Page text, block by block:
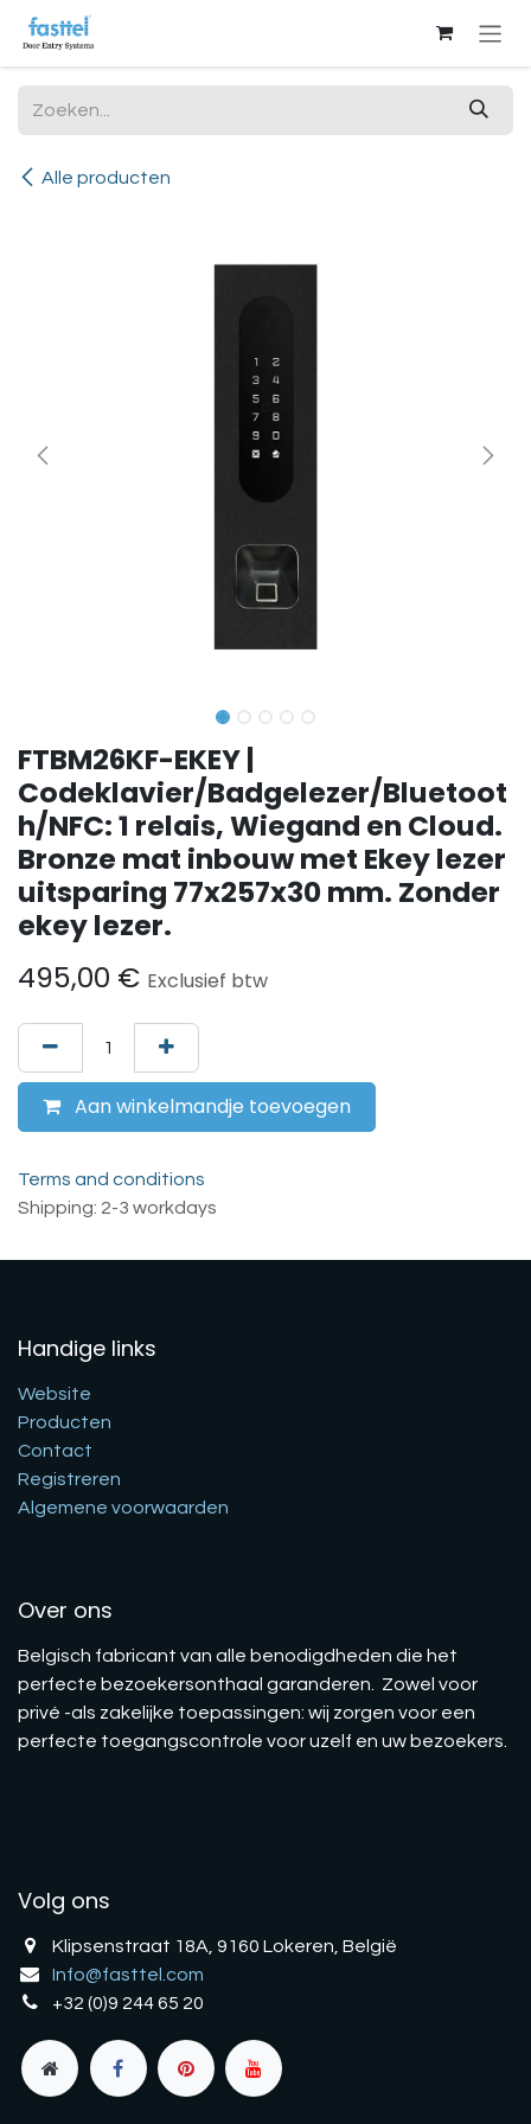
Overslaan naar inhoud
Alle producten
FTBM26KF-EKEY |
Codeklavier/Badgelezer/Bluetoot
h/NFC: 1 relais, Wiegand en Cloud.
Bronze mat inbouw met Ekey lezer
uitsparing 77x257x30 mm. Zonder
ekey lezer.
495,00 € Exclusief btw
Aan winkelmandje toevoegen
Terms and conditions
Shipping: 2-3 workdays
Handige links
Website
Producten
Contact
Registreren
Algemene voorwaarden
Over ons
Belgisch fabricant van alle benodigdheden die het
perfecte bezoekersonthaal garanderen. Zowel voor
privé -als zakelijke toepassingen: wij zorgen voor een
perfecte toegangscontrole voor uzelf en uw bezoekers.
Volg ons
Klipsenstraat 18A, 9160 Lokeren, België
Info@fasttel.com
+32 (0)9 244 65 20